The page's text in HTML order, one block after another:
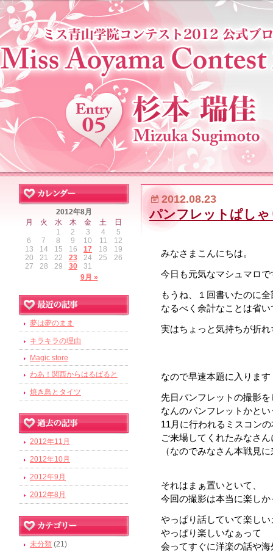
2012.08.23
パンフレットぱしゃ
みなさまこんにちは。
今日も元気なマシュマロ
もうね、１回書いたのに
なるべく余計なことは省
実はちょっと気持ちが折
なので早速本題に入ります
先日パンフレットの撮影
なんのパンフレットかと
11月に行われるミスコン
ご来場してくれたみなさ
（なのでみなさん本戦見
それはまぁ置いといて、
今回の撮影は本当に楽し
やっぱり話していて楽し
やっぱり楽しいなぁって
会ってすぐに洋楽の話や
2012年8月
月
火 水 木 金 土 日
9月 »
1 2 3 4
5
6
7 8 9 10 11
12
13
14 15 16 17 18
19
20
21 22 23 24 25
26
27
28 29 30 31
夢は夢のまま
キラキラの理由
Magic store
わあ！関西からはるばると
焼き鳥とタイツ
2012年11月
2012年10月
2012年9月
2012年8月
未分類 (21)